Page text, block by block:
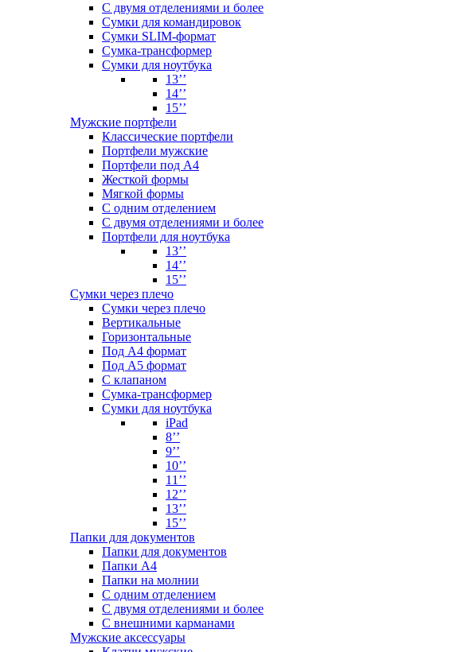
С двумя отделениями и более
Сумки для командировок
Сумки SLIM-формат
Сумка-трансформер
Сумки для ноутбука
13’’
14’’
15’’
Мужские портфели
Классические портфели
Портфели мужские
Портфели под А4
Жесткой формы
Мягкой формы
С одним отделением
С двумя отделениями и более
Портфели для ноутбука
13’’
14’’
15’’
Сумки через плечо
Сумки через плечо
Вертикальные
Горизонтальные
Под А4 формат
Под А5 формат
С клапаном
Сумка-трансформер
Сумки для ноутбука
iPad
8’’
9’’
10’’
11’’
12’’
13’’
15’’
Папки для документов
Папки для документов
Папки А4
Папки на молнии
С одним отделением
С двумя отделениями и более
С внешними карманами
Мужские аксессуары